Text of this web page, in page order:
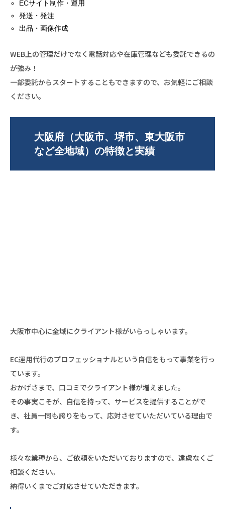
ECサイト制作・運用
発送・発注
出品・画像作成
WEB上の管理だけでなく電話対応や在庫管理なども委託できるの
が強み！
一部委託からスタートすることもできますので、お気軽にご相談
ください。
大阪府（大阪市、堺市、東大阪市
など全地域）の特徴と実績
大阪市中心に全域にクライアント様がいらっしゃいます。
EC運用代行のプロフェッショナルという自信をもって事業を行っ
ています。
おかげさまで、口コミでクライアント様が増えました。
その事実こそが、自信を持って、サービスを提供することがで
き、社員一同も誇りをもって、応対させていただいている理由で
す。
様々な業種から、ご依頼をいただいておりますので、遠慮なくご
相談ください。
納得いくまでご対応させていただきます。